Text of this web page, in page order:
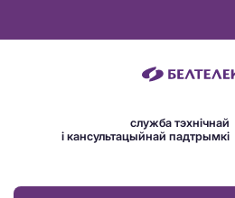
служба тэхнічнай
і кансультацыйнай падтрымкі